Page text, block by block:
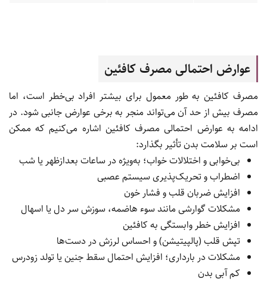
عوارض احتمالی مصرف کافئین
مصرف کافئین به طور معمول برای بیشتر افراد بی‌خطر است، اما
مصرف بیش از حد آن می‌تواند منجر به برخی عوارض جانبی شود. در
ادامه به عوارض احتمالی مصرف کافئین اشاره می‌کنیم که ممکن
است بر سلامت بدن تأثیر بگذارد:
بی‌خوابی و اختلالات خواب؛ به‌ویژه در ساعات بعدازظهر یا شب
اضطراب و تحریک‌پذیری سیستم عصبی
افزایش ضربان قلب و فشار خون
مشکلات گوارشی مانند سوء هاضمه، سوزش سر دل یا اسهال
افزایش خطر وابستگی به کافئین
تپش قلب (پالپیتیشن) و احساس لرزش در دست‌ها
مشکلات در بارداری؛ افزایش احتمال سقط جنین یا تولد زودرس
کم آبی بدن